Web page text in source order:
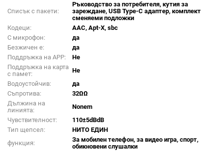
Списък с пакети:
Ръководство за потребителя, кутия за
зареждане, USB Type-C адаптер, комплект
сменяеми подложки
Кодеци:
AAC, Apt-X, sbc
С микрофон:
да
Безжичен е:
да
Поддръжка на APP:
Не
Поддръжка на карта
с памет:
Не
Водоустойчив:
да
Съпротива:
32ΩΩ
Дължина на
линията:
Nonem
Чувствителност:
110±5dBdB
Тип щепсел:
НИТО ЕДИН
функция:
За мобилен телефон, за видео игра, спорт,
обикновени слушалки